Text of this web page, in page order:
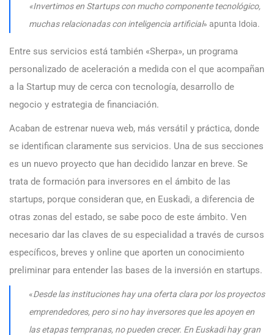
«Invertimos en Startups con mucho componente tecnológico,
muchas relacionadas con inteligencia artificial» apunta Idoia.
Entre sus servicios está también «Sherpa», un programa
personalizado de aceleración a medida con el que acompañan
a la Startup muy de cerca con tecnología, desarrollo de
negocio y estrategia de financiación.
Acaban de estrenar nueva web, más versátil y práctica, donde
se identifican claramente sus servicios. Una de sus secciones
es un nuevo proyecto que han decidido lanzar en breve. Se
trata de formación para inversores en el ámbito de las
startups, porque consideran que, en Euskadi, a diferencia de
otras zonas del estado, se sabe poco de este ámbito. Ven
necesario dar las claves de su especialidad a través de cursos
específicos, breves y online que aporten un conocimiento
preliminar para entender las bases de la inversión en startups.
«Desde las instituciones hay una oferta clara por los proyectos
emprendedores, pero si no hay inversores que les apoyen en
las etapas tempranas, no pueden crecer. En Euskadi hay gran